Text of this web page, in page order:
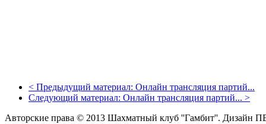
< Предыдущий материал: Онлайн трансляция партий...
Следующий материал: Онлайн трансляция партий... >
Авторские права © 2013 Шахматный клуб ''Гамбит''. Дизайн